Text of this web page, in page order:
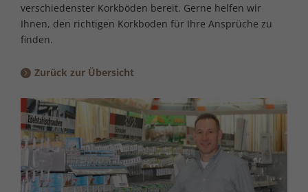
verschiedenster Korkböden bereit. Gerne helfen wir
Ihnen, den richtigen Korkboden für Ihre Ansprüche zu
finden.
Zurück zur Übersicht